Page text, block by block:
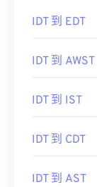
IDT 到 EDT
IDT 到 AWST
IDT 到 IST
IDT 到 CDT
IDT 到 AST